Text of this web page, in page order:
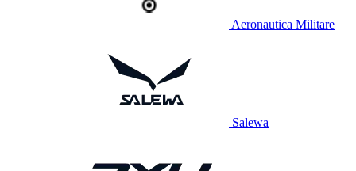
Aeronautica Militare
Salewa